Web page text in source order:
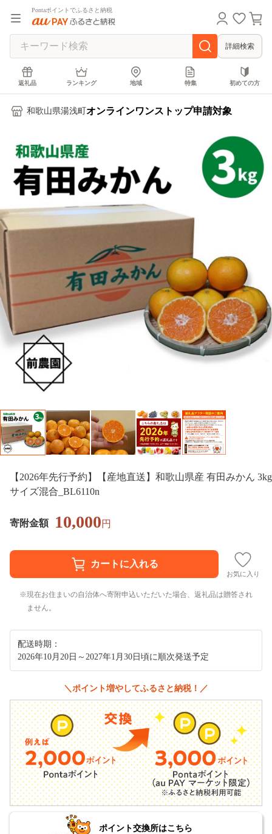
Pontaポイントでふるさと納税
詳細検索
返礼品 ランキング 地域 特集 初めての方
和歌山県湯浅町 オンラインワンストップ申請対象
【2026年先行予約】【産地直送】和歌山県産 有田みかん 3kg
サイズ混合_BL6110n
寄附金額 10,000円
お気に入り
現在お住まいの自治体へ寄附申込いただいた場合、返礼品は贈答され
ません。
配送時期：
2026年10月20日～2027年1月30日頃に順次発送予定
＼ポイント増やしてふるさと納税！／
ポイント交換所はこちら